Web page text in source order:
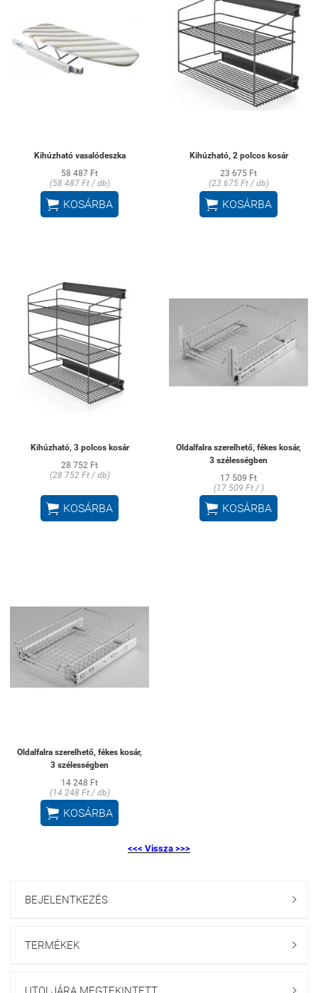
Kihúzható vasalódeszka
58 487 Ft
(58 487 Ft / db)
 KOSÁRBA
Kihúzható, 2 polcos kosár
23 675 Ft
(23 675 Ft / db)
 KOSÁRBA
Kihúzható, 3 polcos kosár
28 752 Ft
(28 752 Ft / db)
 KOSÁRBA
Oldalfalra szerelhető, fékes kosár,
3 szélességben
17 509 Ft
(17 509 Ft / )
 KOSÁRBA
Oldalfalra szerelhető, fékes kosár,
3 szélességben
14 248 Ft
(14 248 Ft / db)
 KOSÁRBA
<<< Vissza >>>
BEJELENTKEZÉS 
TERMÉKEK 
